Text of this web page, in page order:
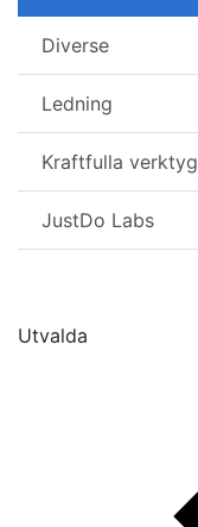
Diverse
Ledning
Kraftfulla verktyg
JustDo Labs
Utvalda